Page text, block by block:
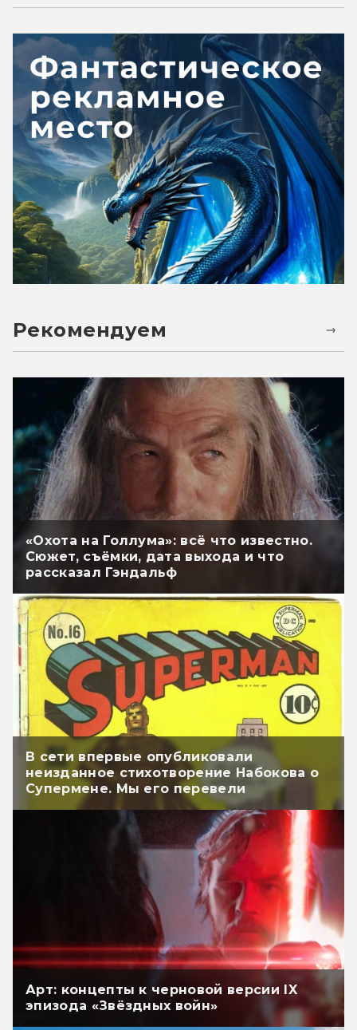
Рекомендуем
«Охота на Голлума»: всё что известно.
Сюжет, съёмки, дата выхода и что
рассказал Гэндальф
В сети впервые опубликовали
неизданное стихотворение Набокова о
Супермене. Мы его перевели
Арт: концепты к черновой версии IX
эпизода «Звёздных войн»